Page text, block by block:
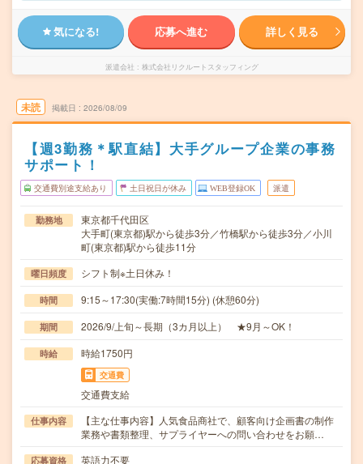
気になる! 応募へ進む 詳しく見る
派遣会社 株式会社リクルートスタッフィング
未読 掲載日 2026/08/09
【週3勤務＊駅直結】大手グループ企業の事務
サポート！
交通費別途支給あり 土日祝日が休み WEB登録OK 派遣
勤務地
東京都千代田区
大手町(東京都)駅から徒歩3分／竹橋駅から徒歩3分／小川
町(東京都)駅から徒歩11分
曜日頻度 シフト制※土日休み！
時間 9:15～17:30(実働:7時間15分) (休憩60分)
期間 2026/9/上旬～長期（3カ月以上） ★9月～OK！
時給 時給1750円
交通費
交通費支給
仕事内容
【主な仕事内容】人気食品商社で、顧客向け企画書の制作
業務や書類整理、サプライヤーへの問い合わせをお願…
応募資格
英語力不要